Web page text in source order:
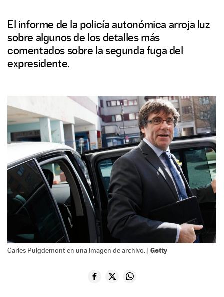
El informe de la policía autonómica arroja luz
sobre algunos de los detalles más
comentados sobre la segunda fuga del
expresidente.
Carles Puigdemont en una imagen de archivo. | Getty